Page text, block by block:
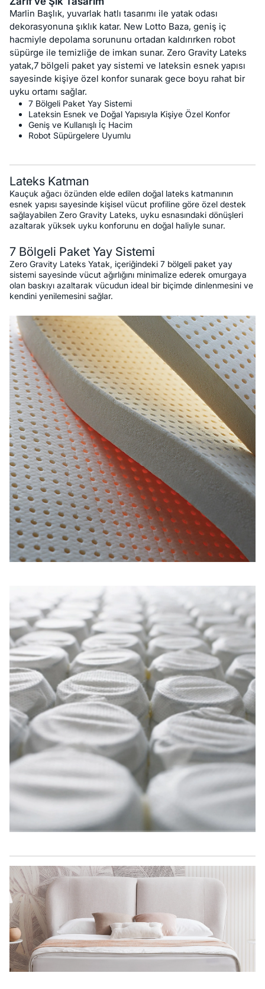
Marlin Başlık, yuvarlak hatlı tasarımı ile yatak odası
dekorasyonuna şıklık katar. New Lotto Baza, geniş iç
hacmiyle depolama sorununu ortadan kaldırırken robot
süpürge ile temizliğe de imkan sunar. Zero Gravity Lateks
yatak,7 bölgeli paket yay sistemi ve lateksin esnek yapısı
sayesinde kişiye özel konfor sunarak gece boyu rahat bir
uyku ortamı sağlar.
7 Bölgeli Paket Yay Sistemi
Lateksin Esnek ve Doğal Yapısıyla Kişiye Özel Konfor
Geniş ve Kullanışlı İç Hacim
Robot Süpürgelere Uyumlu
Lateks Katman
Kauçuk ağacı özünden elde edilen doğal lateks katmanının
esnek yapısı sayesinde kişisel vücut profiline göre özel destek
sağlayabilen Zero Gravity Lateks, uyku esnasındaki dönüşleri
azaltarak yüksek uyku konforunu en doğal haliyle sunar.
7 Bölgeli Paket Yay Sistemi
Zero Gravity Lateks Yatak, içeriğindeki 7 bölgeli paket yay
sistemi sayesinde vücut ağırlığını minimalize ederek omurgaya
olan baskıyı azaltarak vücudun ideal bir biçimde dinlenmesini ve
kendini yenilemesini sağlar.